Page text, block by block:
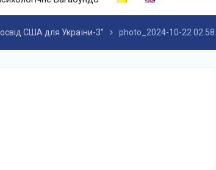
США для України-3” photo_2024-10-22